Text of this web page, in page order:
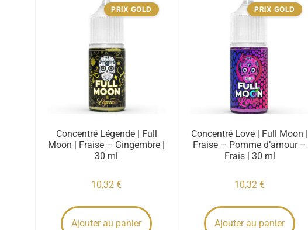
PRIX GOLD
Concentré Légende | Full
Moon | Fraise – Gingembre |
30 ml
10,32€
Ajouter au panier
PRIX GOLD
Concentré Love | Full Moon |
Fraise – Pomme d’amour –
Frais | 30 ml
10,32€
Ajouter au panier